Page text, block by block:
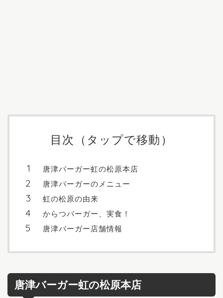
目次（タップで移動）
唐津バーガー虹の松原本店
唐津バーガーのメニュー
虹の松原の由来
からつバーガー、実食！
唐津バーガー店舗情報
唐津バーガー虹の松原本店